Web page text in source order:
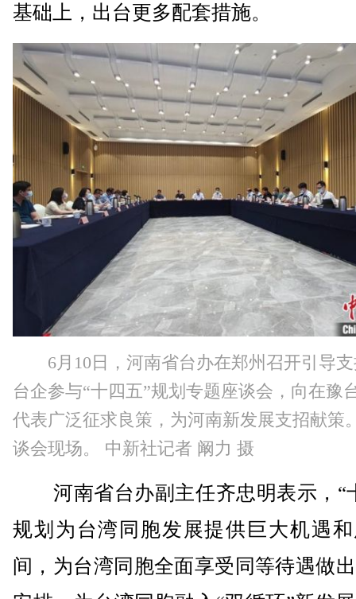
基础上，出台更多配套措施。
6月10日，河南省台办在郑州召开引导
台企参与“十四五”规划专题座谈会，向在豫
代表广泛征求良策，为河南新发展支招献策
谈会现场。 中新社记者 阚力 摄
河南省台办副主任齐忠明表示，“
规划为台湾同胞发展提供巨大机遇
间，为台湾同胞全面享受同等待遇做